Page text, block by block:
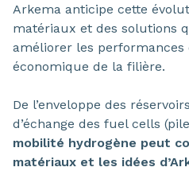
Arkema anticipe cette
matériaux et des solutions
améliorer les performances
économique de la filière.
De l’enveloppe des
d’échange des fuel cells
mobilité hydrogène peut
matériaux et les idées